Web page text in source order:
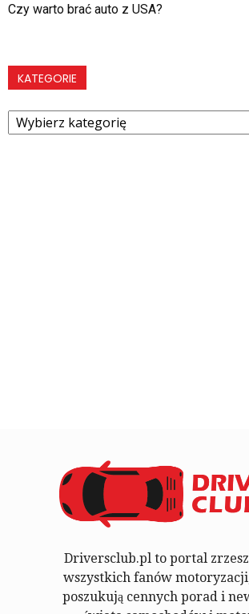
Czy warto brać auto z USA?
KATEGORIE
Kategorie
Driversclub.pl to portal
wszystkich fanów
poszukują cennych porad i